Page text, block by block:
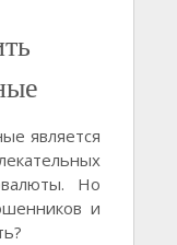
является
Но
и